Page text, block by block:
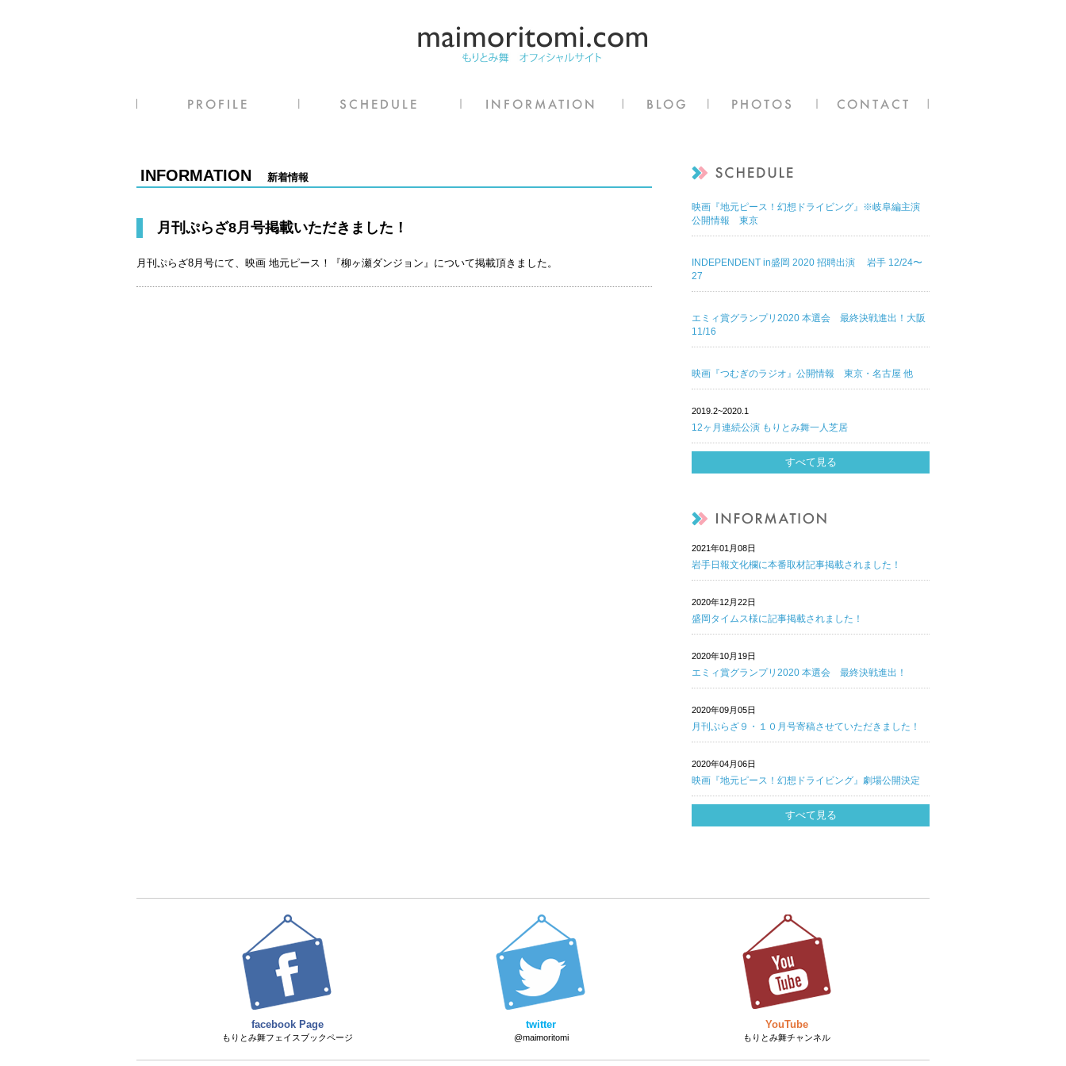
INFORMATION 新着情報
月刊ぷらざ8月号掲載いただきました！
月刊ぷらざ8月号にて、映画 地元ピース！『柳ヶ瀬ダンジョン』について掲載頂きまし た。
映画『地元ピース！幻想ドライビング』※岐阜編主演
公開情報 東京
INDEPENDENT in盛岡 2020 招聘出演 岩手 12/24〜
27
エミィ賞グランプリ2020 本選会 最終決戦進出！大阪
11/16
映画『つむぎのラジオ』公開情報 東京・名古屋 他
2019.2~2020.1
12ヶ月連続公演 もりとみ舞一人芝居
すべて見る
2021年01月08日
岩手日報文化欄に本番取材記事掲載されました！
2020年12月22日
盛岡タイムス様に記事掲載されました！
2020年10月19日
エミィ賞グランプリ2020 本選会 最終決戦進出！
2020年09月05日
月刊ぷらざ９・１０月号寄稿させていただきました！
2020年04月06日
映画『地元ピース！幻想ドライビング』劇場公開決定
すべて見る
facebook Page
もりとみ舞フェイスブックページ
twitter
@maimoritomi
YouTube
もりとみ舞チャンネル